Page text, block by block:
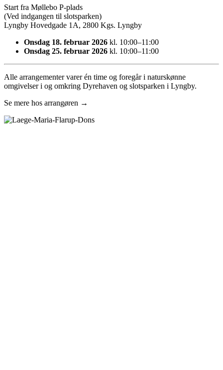
Start fra Møllebo P-plads
(Ved indgangen til slotsparken)
Lyngby Hovedgade 1A, 2800 Kgs. Lyngby
Onsdag 18. februar 2026 kl. 10:00–11:00
Onsdag 25. februar 2026 kl. 10:00–11:00
Alle arrangementer varer én time og foregår i naturskønne
omgivelser i og omkring Dyrehaven og slotsparken i Lyngby.
Se mere hos arrangøren →